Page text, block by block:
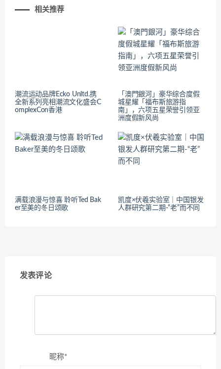
相关推荐
潮流运动品牌Ecko Unltd.携
全新系列亮相潮流文化盛会C
omplexCon香港
「澳門銀河」豪华综合度假
城星耀「福布斯旅游指
南」，六项五星荣誉引领亚
洲度假新风尚
满载浪漫与惊喜 聆听Ted Bak
er至美的冬日颂歌
凯度×伏羲实验室｜中国银发
人群研究第二期-“老”而不同
发表评论
昵称*